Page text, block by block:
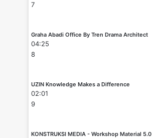
7
Graha Abadi Office By Tren Drama Architect
04:25
8
UZIN Knowledge Makes a Difference
02:01
9
KONSTRUKSI MEDIA - Workshop Material 5.0